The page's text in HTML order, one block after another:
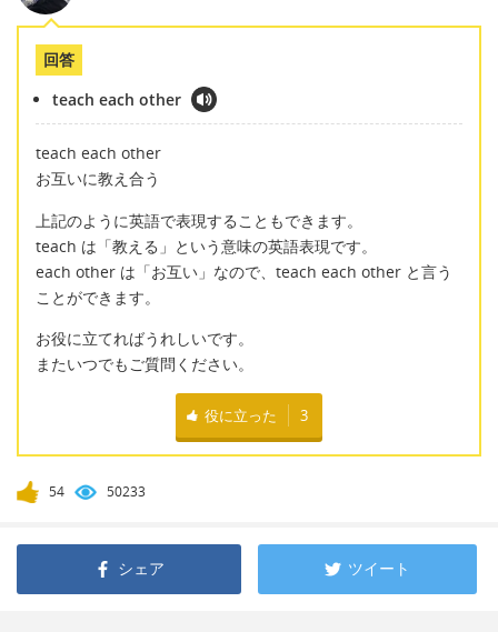
回答
teach each other
teach each other
お互いに教え合う
上記のように英語で表現することもできます。
teach は「教える」という意味の英語表現です。
each other は「お互い」なので、teach each other と言う
ことができます。
お役に立てればうれしいです。
またいつでもご質問ください。
役に立った 3
54 50233
シェア ツイート